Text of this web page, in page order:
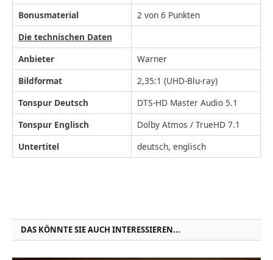
Bonusmaterial
2 von 6 Punkten
Die technischen Daten
Anbieter
Warner
Bildformat
2,35:1 (UHD-Blu-ray)
Tonspur Deutsch
DTS-HD Master Audio 5.1
Tonspur Englisch
Dolby Atmos / TrueHD 7.1
Untertitel
deutsch, englisch
DAS KÖNNTE SIE AUCH INTERESSIEREN...